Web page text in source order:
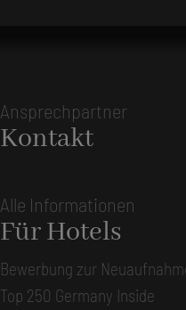
Ansprechpartner
Kontakt
Alle Informationen
Für Hotels
Bewerbung zur
Top 250 Germany Inside